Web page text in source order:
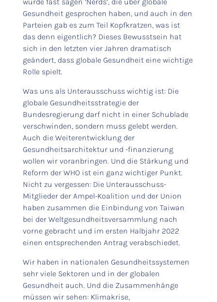
Gesundheit gesprochen haben, und auch in den
Parteien gab es zum Teil Kopfkratzen, was ist
das denn eigentlich? Dieses Bewusstsein hat
sich in den letzten vier Jahren dramatisch
geändert, dass globale Gesundheit eine wichtige
Rolle spielt.
Was uns als Unterausschuss wichtig ist: Die
globale Gesundheitsstrategie der
Bundesregierung darf nicht in einer Schublade
verschwinden, sondern muss gelebt werden.
Auch die Weiterentwicklung der
Gesundheitsarchitektur und -finanzierung
wollen wir voranbringen. Und die Stärkung und
Reform der WHO ist ein ganz wichtiger Punkt.
Nicht zu vergessen: Die Unterausschuss-
Mitglieder der Ampel-Koalition und der Union
haben zusammen die Einbindung von Taiwan
bei der Weltgesundheitsversammlung nach
vorne gebracht und im ersten Halbjahr 2022
einen entsprechenden Antrag verabschiedet.
Wir haben in nationalen Gesundheitssystemen
sehr viele Sektoren und in der globalen
Gesundheit auch. Und die Zusammenhänge
müssen wir sehen: Klimakrise,